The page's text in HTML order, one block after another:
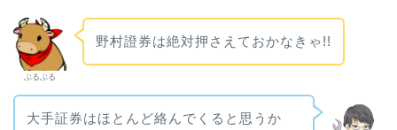
ぶるぶる
野村證券は絶対押さえておかなきゃ!!
大手証券はほとんど絡んでくると思うか